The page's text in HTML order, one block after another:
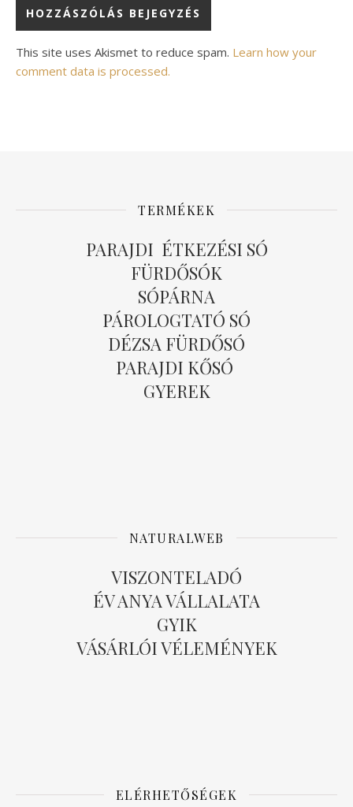
Alternative:
This site uses Akismet to reduce spam. Learn how your
comment data is processed.
TERMÉKEK
PARAJDI ÉTKEZÉSI SÓ
FÜRDŐSÓK
SÓPÁRNA
PÁROLOGTATÓ SÓ
DÉZSA FÜRDŐSÓ
PARAJDI KŐSÓ
GYEREK
NATURALWEB
VISZONTELADÓ
ÉV ANYA VÁLLALATA
GYIK
VÁSÁRLÓI VÉLEMÉNYEK
ELÉRHETŐSÉGEK